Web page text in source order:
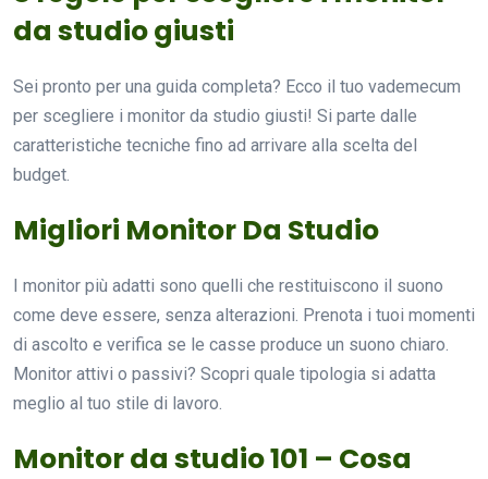
da studio giusti
Sei pronto per una guida completa? Ecco il tuo vademecum
per scegliere i monitor da studio giusti! Si parte dalle
caratteristiche tecniche fino ad arrivare alla scelta del
budget.
Migliori Monitor Da Studio
I monitor più adatti sono quelli che restituiscono il suono
come deve essere, senza alterazioni. Prenota i tuoi momenti
di ascolto e verifica se le casse produce un suono chiaro.
Monitor attivi o passivi? Scopri quale tipologia si adatta
meglio al tuo stile di lavoro.
Monitor da studio 101 – Cosa